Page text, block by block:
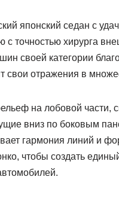
японский седан с
с точностью хирурга
своей категории
свои отражения в
на лобовой
вниз по боковым
гармония линий и
чтобы создать